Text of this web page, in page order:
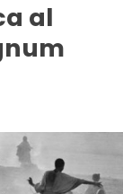
al